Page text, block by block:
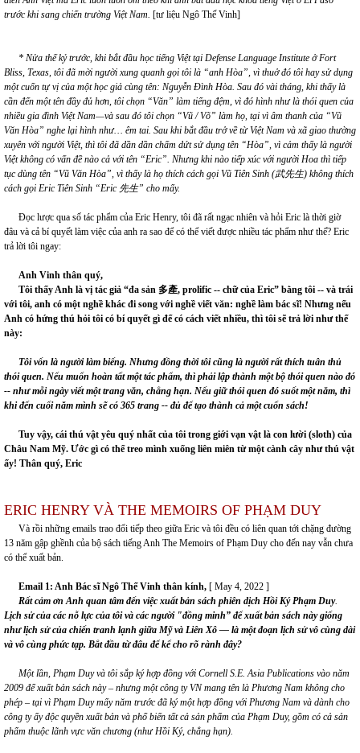
trước khi sang chiến trường Việt Nam. [tư liệu Ngô Thế Vinh]
* Nửa thế kỷ trước, khi bắt đầu học tiếng Việt tại Defense Language Institute ở Fort
Bliss, Texas, tôi đã mời người xung quanh gọi tôi là “anh Hòa”, vì thuở đó tôi haysử dụng
một cuốn tự vị của một học giả cùng tên: Nguyễn Đình Hòa. Sau đó vài tháng, khi thấy là
cần đến một tên đầy đủ hơn, tôi chọn “Văn” làm tiếng đệm, vì đó hình như là thói quen của
nhiều gia đình Việt Nam—và sau đó tôi chọn “Vũ/ Võ” làm họ, tại vì âm thanh của “Vũ
Văn Hòa” nghe lại hình như… êm tai. Sau khi bắt đầu trở về từ Việt Nam và xã giao thường
xuyên với người Việt, thì tôi đã dần dần chấm dứtsử dụng tên “Hòa”, vì cảm thấy là người
Việt không có vấn đề nào cả với tên “Eric”. Nhưng khi nào tiếp xúc với người Hoa thì tiếp
tục dùng tên “Vũ Văn Hòa”, vì thấy là họ thích cách gọi Vũ Tiên Sinh (武先生) không thích
cách gọi Eric Tiên Sinh “Eric 先生” cho mấy.
Đọc lược qua số tác phẩm của Eric Henry, tôi đã rất ngạc nhiên và hỏi Eric là thời giờ
đâu và cả bí quyết làm việc của anh ra sao để có thể viết được nhiều tác phẩm như thế? Eric
trả lời tôi ngay:
Anh Vinh thân quý,
Tôi thấy Anh là vị tác giả “đa sản 多產, prolific -- chữ của Eric” bằng tôi -- và trái
với tôi, anh có một nghề khác đi song với nghề viết văn: nghề làm bác sĩ! Nhưng nếu
Anh có hứng thú hỏi tôi có bí quyết gì để có cách viết nhiều, thì tôi sẽ trả lời như thế
này:
Tôi vốn là người làm biếng. Nhưng đồng thời tôi cũng là người rất thích tuân thủ
thói quen. Nếu muốn hoàn tất một tác phẩm, thì phải lập thành một bộ thói quen nào đó
-- như mỗi ngày viết một trang văn, chẳng hạn. Nếu giữ thói quen đó suốt một năm, thì
khi đến cuối năm mình sẽ có 365 trang -- đủ để tạo thành cả một cuốn sách!
Tuy vậy, cái thú vật yêu quý nhất của tôi trong giới vạn vật là con lười (sloth) của
Châu Nam Mỹ. Ước gì có thể treo mình xuống liên miên từ một cành cây như thú vật
ấy! Thân quý, Eric
ERIC HENRY VÀ THE MEMOIRS OF PHẠM DUY
Và rồi những emails trao đổi tiếp theo giữa Eric và tôi đều có liên quan tới chặng đường
13 năm gập ghềnh của bộ sách tiếng Anh The Memoirs of Phạm Duy cho đến nay vẫn chưa
có thể xuất bản.
Email 1: Anh Bác sĩ Ngô Thế Vinh thân kính, [ May 4, 2022 ]
Rất cảm ơn Anh quan tâm đến việc xuất bản sách phiên dịch Hồi Ký Phạm Duy.
Lịch sử của các nỗ lực của tôi và các người "đồng minh” để xuất bản sách này giống
như lịch sử của chiến tranh lạnh giữa Mỹ và Liên Xô — là một đoạn lịch sử vô cùng dài
và vô cùng phức tạp. Bắt đầu từ đâu để kể cho rõ rành đây?
Một lần, Phạm Duy và tôi sắp ký hợp đồng với Cornell S.E. Asia Publications vào năm
2009 để xuất bản sách này– nhưng một công ty VN mang tên là Phương Nam không cho
phép – tại vì Phạm Duy mấy năm trước đã ký một hợp đồng với Phương Nam và dành cho
công ty ấy độc quyền xuất bản và phổ biến tất cả sản phẩm của Phạm Duy, gồm có cả sản
phẩm thuộc lãnh vực văn chương (như Hồi Ký, chẳng hạn).